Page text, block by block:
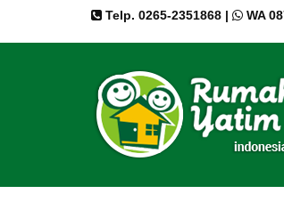
Telp. 0265-2351868 | WA